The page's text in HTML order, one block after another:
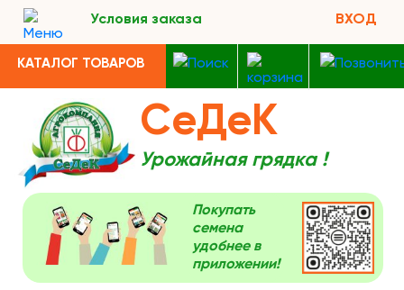
Условия заказа ВХОД
КАТАЛОГ ТОВАРОВ
СеДеК
Урожайная грядка !
Покупать
семена
удобнее в
приложении!